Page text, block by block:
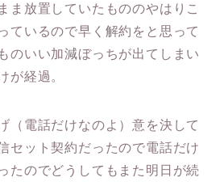
ま放置していたもののやはりこ
ているので早く解約をと思って
のいい加減ぼっちが出てしまい
が経過。
（電話だけなのよ）意を決して
セット契約だったので電話だけ
たのでどうしてもまた明日が続